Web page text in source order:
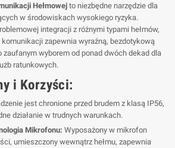
Hełmowej to niezbędne narzędzie dla
w środowiskach wysokiego ryzyka.
integracji z różnymi typami hełmów,
zapewnia wyraźną, bezdotykową
zaufanym wyborem od ponad dwóch dekad dla
ratunkowych.
i Korzyści:
jest chronione przed brudem z klasą IP56,
działanie w trudnych warunkach.
Mikrofonu: Wyposażony w mikrofon
umieszczony wewnątrz hełmu, zapewnia